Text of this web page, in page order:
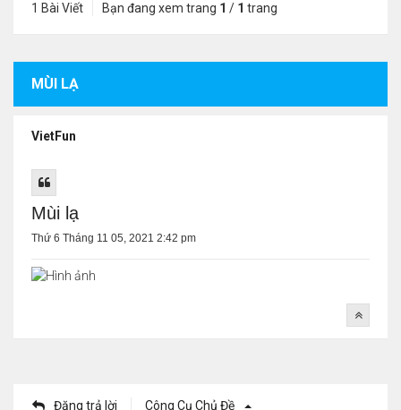
1 Bài Viết Bạn đang xem trang 1 / 1 trang
MÙI LẠ
VietFun
Mùi lạ
Thứ 6 Tháng 11 05, 2021 2:42 pm
Đăng trả lời Công Cụ Chủ Đề